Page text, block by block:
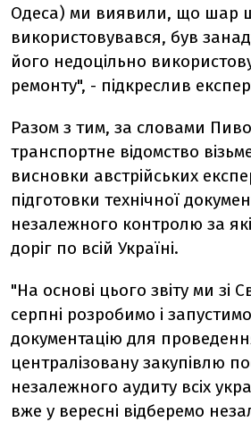
Одеса) ми виявили, що шар
використовувався, був
його недоцільно
ремонту", - підкреслив
Разом з тим, за словами
транспортне відомство
висновки австрійських
підготовки технічної
незалежного контролю за
доріг по всій Україні.
"На основі цього звіту ми зі
серпні розробимо і
документацію для
централізовану закупівлю
незалежного аудиту всіх
вже у вересні відберемо